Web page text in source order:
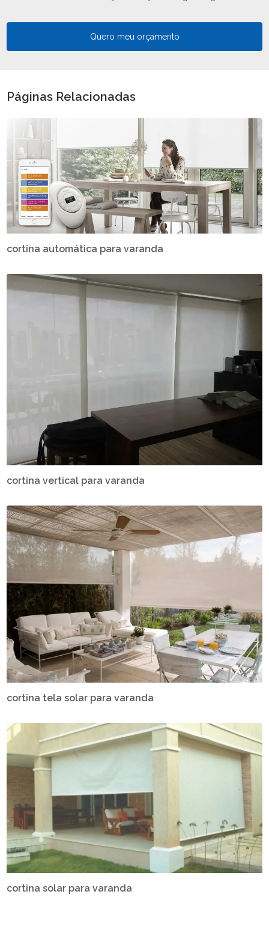
Quero meu orçamento
Páginas Relacionadas
cortina automática para varanda
cortina vertical para varanda
cortina tela solar para varanda
cortina solar para varanda